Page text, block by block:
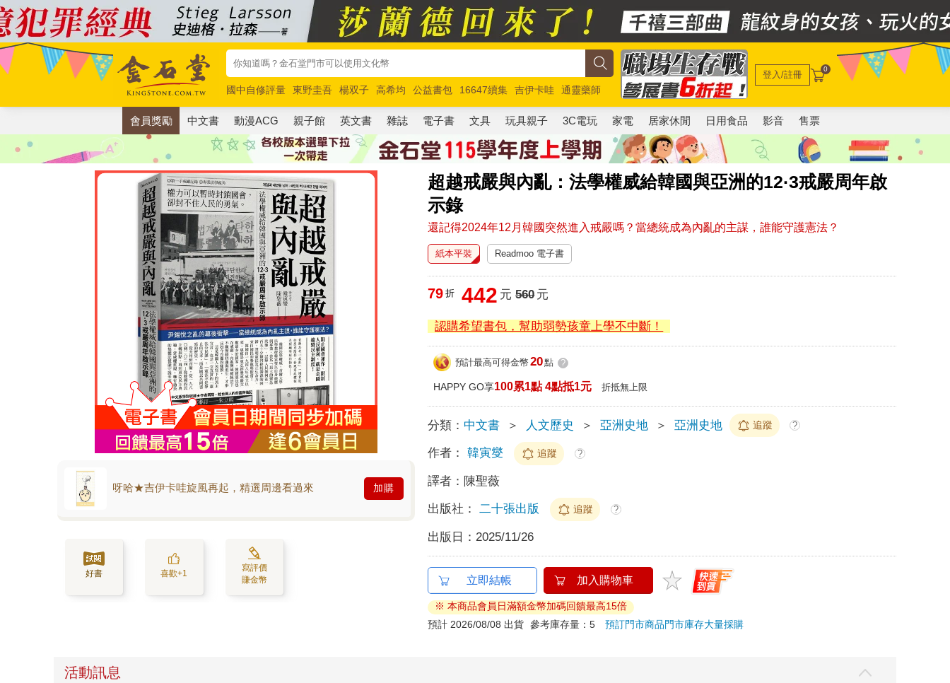
國中自修評量 東野圭吾 楊双子 高希均 公益書包 16647續集 吉伊卡哇
通靈藥師
唯紅花綻放
奧德賽 路邊攤新作 馬斯克 玩具總動員5 超慢跑
登入/註冊 0
會員獎勵 中文書 動漫ACG 親子館 英文書 雜誌 電子書 文具 玩具親子 3C電玩 家電 居家休閒 日用食品 影音 售票
超越戒嚴與內亂：法學權威給韓國與亞洲的12·3戒嚴周年啟
示錄
還記得2024年12月韓國突然進入戒嚴嗎？當總統成為內亂的主謀，誰能守護憲法？
呀哈★吉伊卡哇旋風再起，精選周邊看過來 加購
好書 喜歡+1
寫評價
賺金幣
紙本平裝 Readmoo 電子書
79 折 442 元 560元
認購希望書包，幫助弱勢孩童上學不中斷！
預計最高可得金幣 20點 ?
HAPPY GO享100累1點 4點抵1元 折抵無上限
分類： 中文書 ＞ 人文歷史 ＞ 亞洲史地 ＞ 亞洲史地 追蹤 ?
作者： 韓寅燮 追蹤 ?
譯者： 陳聖薇
出版社： 二十張出版 追蹤 ?
出版日： 2025/11/26
立即結帳 加入購物車
※ 本商品會員日滿額金幣加碼回饋最高15倍
預計 2026/08/08 出貨 參考庫存量：5預訂門市商品門市庫存大量採購
活動訊息